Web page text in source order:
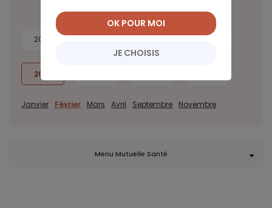
2026
2022
Janvier Février Mars Avril Septembre Novembre
Menu Mutuelle Santé
JE CHOISIS
OK POUR MOI